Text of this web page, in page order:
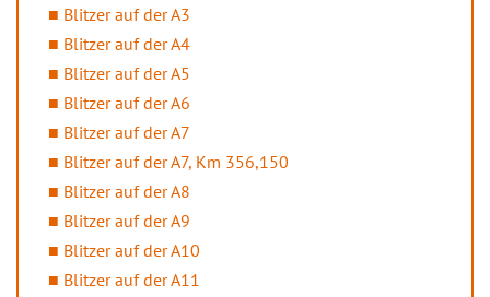
Blitzer auf der A3
Blitzer auf der A4
Blitzer auf der A5
Blitzer auf der A6
Blitzer auf der A7
Blitzer auf der A7, Km 356,150
Blitzer auf der A8
Blitzer auf der A9
Blitzer auf der A10
Blitzer auf der A11